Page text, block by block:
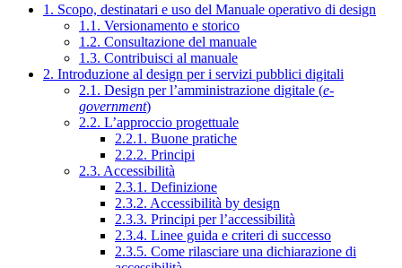
1. Scopo, destinatari e uso del Manuale operativo di design
1.1. Versionamento e storico
1.2. Consultazione del manuale
1.3. Contribuisci al manuale
2. Introduzione al design per i servizi pubblici digitali
2.1. Design per l’amministrazione digitale (e-
government)
2.2. L’approccio progettuale
2.2.1. Buone pratiche
2.2.2. Principi
2.3. Accessibilità
2.3.1. Definizione
2.3.2. Accessibilità by design
2.3.3. Principi per l’accessibilità
2.3.4. Linee guida e criteri di successo
2.3.5. Come rilasciare una dichiarazione di